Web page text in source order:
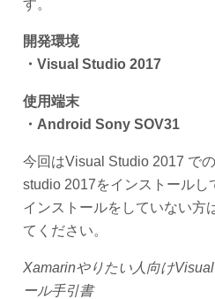
す。
開発環境
・ Visual Studio 2017
使用端末
・ Android Sony SOV31
今回はVisual Studio 2017 で
studio 2017をインストールし
インストールをしていない方
てください。
Xamarinやりたい人向け
ール手引書